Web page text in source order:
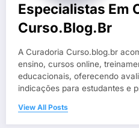
Especialistas Em
Curso.blog.br
A Curadoria Curso.blog.br
ensino, cursos online,
educacionais, oferecendo
indicações para estudantes e
View All Posts